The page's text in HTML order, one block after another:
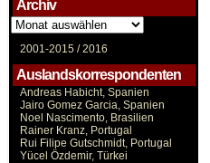
Archiv
Archiv
2001-2015 /2016
Auslandskorrespondenten
Andreas Habicht, Spanien
Jairo Gomez Garcia, Spanien
Noel Nascimento, Brasilien
Rainer Kranz, Portugal
Rui Filipe Gutschmidt, Portugal
Yücel Özdemir, Türkei